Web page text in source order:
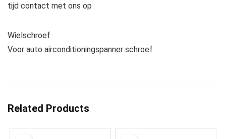
tijd contact met ons op
Wielschroef
Voor auto airconditioningspanner schroef
Related Products